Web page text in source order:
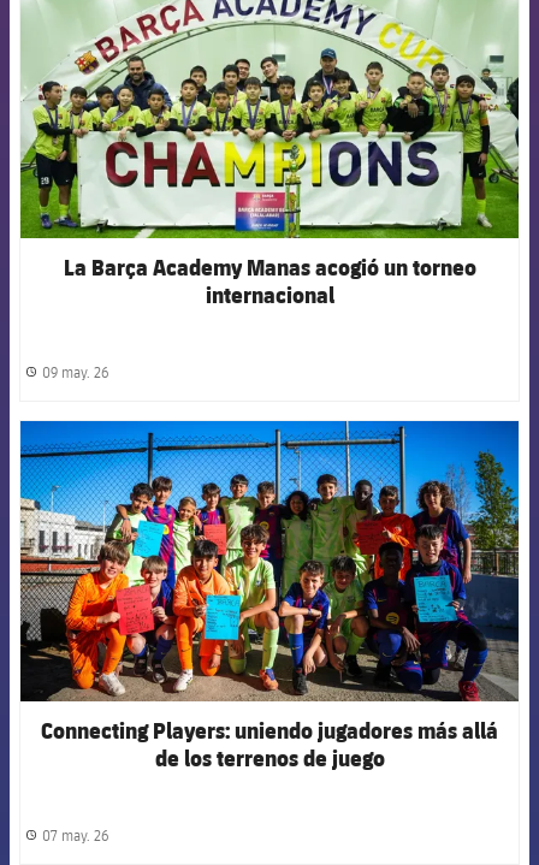
La Barça Academy Manas acogió un torneo
internacional
label.share.clock
09 may. 26
FCB Barcelona badge
Connecting Players: uniendo jugadores más allá
de los terrenos de juego
label.share.clock
07 may. 26